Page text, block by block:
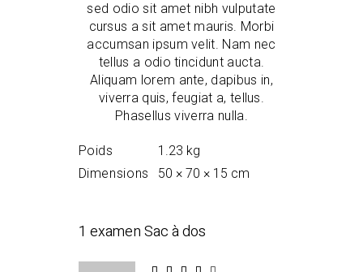
sed odio sit amet nibh vulputate
cursus a sit amet mauris. Morbi
accumsan ipsum velit. Nam nec
tellus a odio tincidunt aucta.
Aliquam lorem ante, dapibus in,
viverra quis, feugiat a, tellus.
Phasellus viverra nulla.
Poids
1.23 kg
Dimensions
50 × 70 × 15 cm
1 examenSac à dos